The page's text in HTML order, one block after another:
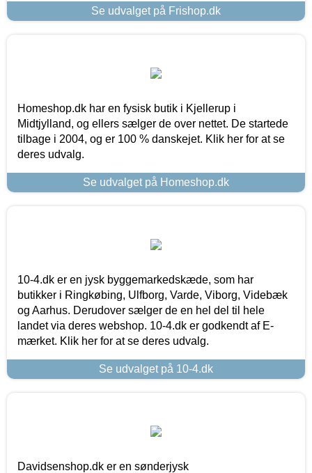
Se udvalget på Frishop.dk
Homeshop.dk har en fysisk butik i Kjellerup i
Midtjylland, og ellers sælger de over nettet. De startede
tilbage i 2004, og er 100 % danskejet. Klik her for at se
deres udvalg.
Se udvalget på Homeshop.dk
10-4.dk er en jysk byggemarkedskæde, som har
butikker i Ringkøbing, Ulfborg, Varde, Viborg, Videbæk
og Aarhus. Derudover sælger de en hel del til hele
landet via deres webshop. 10-4.dk er godkendt af E-
mærket. Klik her for at se deres udvalg.
Se udvalget på 10-4.dk
Davidsenshop.dk er en sønderjysk